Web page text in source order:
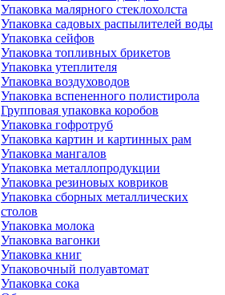
Упаковка малярного стеклохолста
Упаковка садовых распылителей воды
Упаковка сейфов
Упаковка топливных брикетов
Упаковка утеплителя
Упаковка воздуховодов
Упаковка вспененного полистирола
Групповая упаковка коробов
Упаковка гофротруб
Упаковка картин и картинных рам
Упаковка мангалов
Упаковка металлопродукции
Упаковка резиновых ковриков
Упаковка сборных металлических
столов
Упаковка молока
Упаковка вагонки
Упаковка книг
Упаковочный полуавтомат
Упаковка сока